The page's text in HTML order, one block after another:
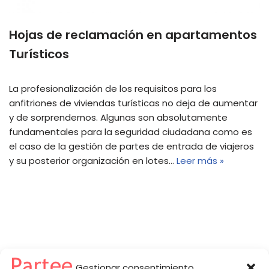
Hojas de reclamación en apartamentos
Turísticos
La profesionalización de los requisitos para los
anfitriones de viviendas turísticas no deja de aumentar
y de sorprendernos. Algunas son absolutamente
fundamentales para la seguridad ciudadana como es
el caso de la gestión de partes de entrada de viajeros
y su posterior organización en lotes… Leer más »